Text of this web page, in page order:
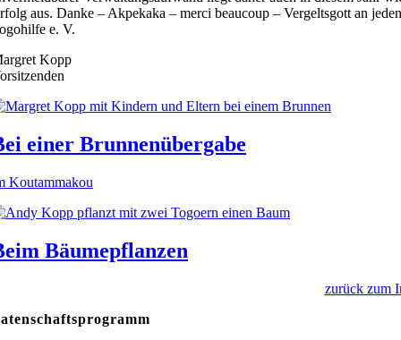
aus. Danke – Akpekaka – merci beaucoup – Vergeltsgott an
e. V.
Kopp
einer Brunnenübergabe
Koutammakou
Bäumepflanzen
zurück zum